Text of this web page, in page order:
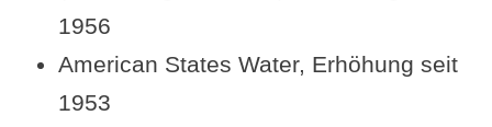
1956
American States Water, Erhöhung seit
1953